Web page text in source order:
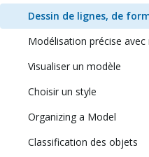
Dessin de lignes, de
Modélisation précise avec
Visualiser un modèle
Choisir un style
Organizing a Model
Classification des objets